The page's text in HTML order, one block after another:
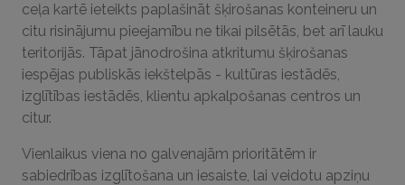
ceļa kartē ieteikts paplašināt šķirošanas konteineru un
citu risinājumu pieejamību ne tikai pilsētās, bet arī lauku
teritorijās. Tāpat jānodrošina atkritumu šķirošanas
iespējas publiskās iekštelpās - kultūras iestādēs,
izglītības iestādēs, klientu apkalpošanas centros un
citur.
Vienlaikus viena no galvenajām prioritātēm ir
sabiedrības izglītošana un iesaiste, lai veidotu apziņu